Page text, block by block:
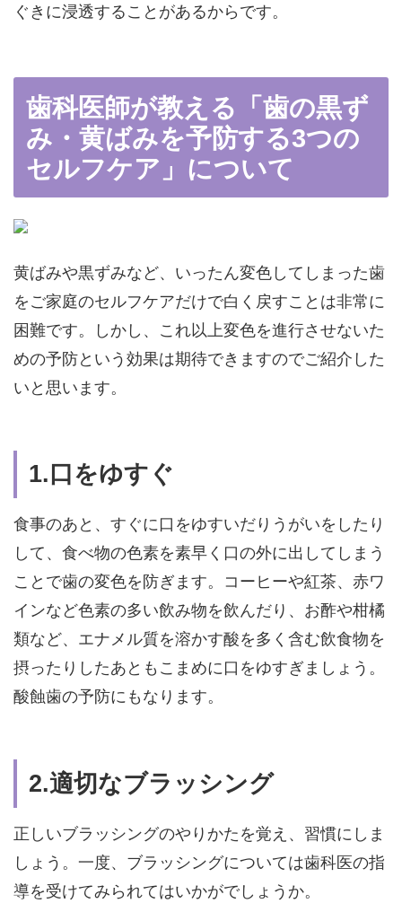
ぐきに浸透することがあるからです。
歯科医師が教える「歯の黒ず
み・黄ばみを予防する3つの
セルフケア」について
黄ばみや黒ずみなど、いったん変色してしまった歯
をご家庭のセルフケアだけで白く戻すことは非常に
困難です。しかし、これ以上変色を進行させないた
めの予防という効果は期待できますのでご紹介した
いと思います。
1.口をゆすぐ
食事のあと、すぐに口をゆすいだりうがいをしたり
して、食べ物の色素を素早く口の外に出してしまう
ことで歯の変色を防ぎます。コーヒーや紅茶、赤ワ
インなど色素の多い飲み物を飲んだり、お酢や柑橘
類など、エナメル質を溶かす酸を多く含む飲食物を
摂ったりしたあともこまめに口をゆすぎましょう。
酸蝕歯の予防にもなります。
2.適切なブラッシング
正しいブラッシングのやりかたを覚え、習慣にしま
しょう。一度、ブラッシングについては歯科医の指
導を受けてみられてはいかがでしょうか。